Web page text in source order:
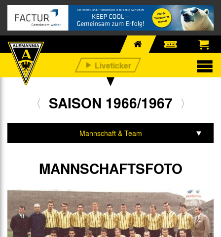
SAISON 1966/1967
Mannschaft & Team
MANNSCHAFTSFOTO